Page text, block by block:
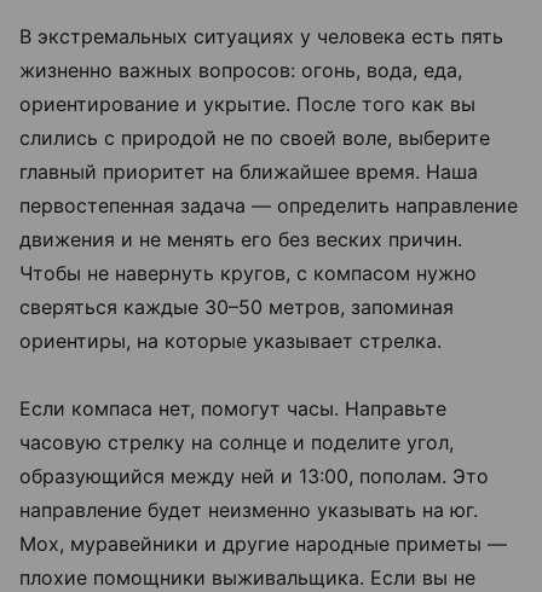
В экстремальных ситуациях у человека есть пять
жизненно важных вопросов: огонь, вода, еда,
ориентирование и укрытие. После того как вы
слились с природой не по своей воле, выберите
главный приоритет на ближайшее время. Наша
первостепенная задача — определить направление
движения и не менять его без веских причин.
Чтобы не навернуть кругов, с компасом нужно
сверяться каждые 30–50 метров, запоминая
ориентиры, на которые указывает стрелка.
Если компаса нет, помогут часы. Направьте
часовую стрелку на солнце и поделите угол,
образующийся между ней и 13:00, пополам. Это
направление будет неизменно указывать на юг.
Мох, муравейники и другие народные приметы —
плохие помощники выживальщика. Если вы не